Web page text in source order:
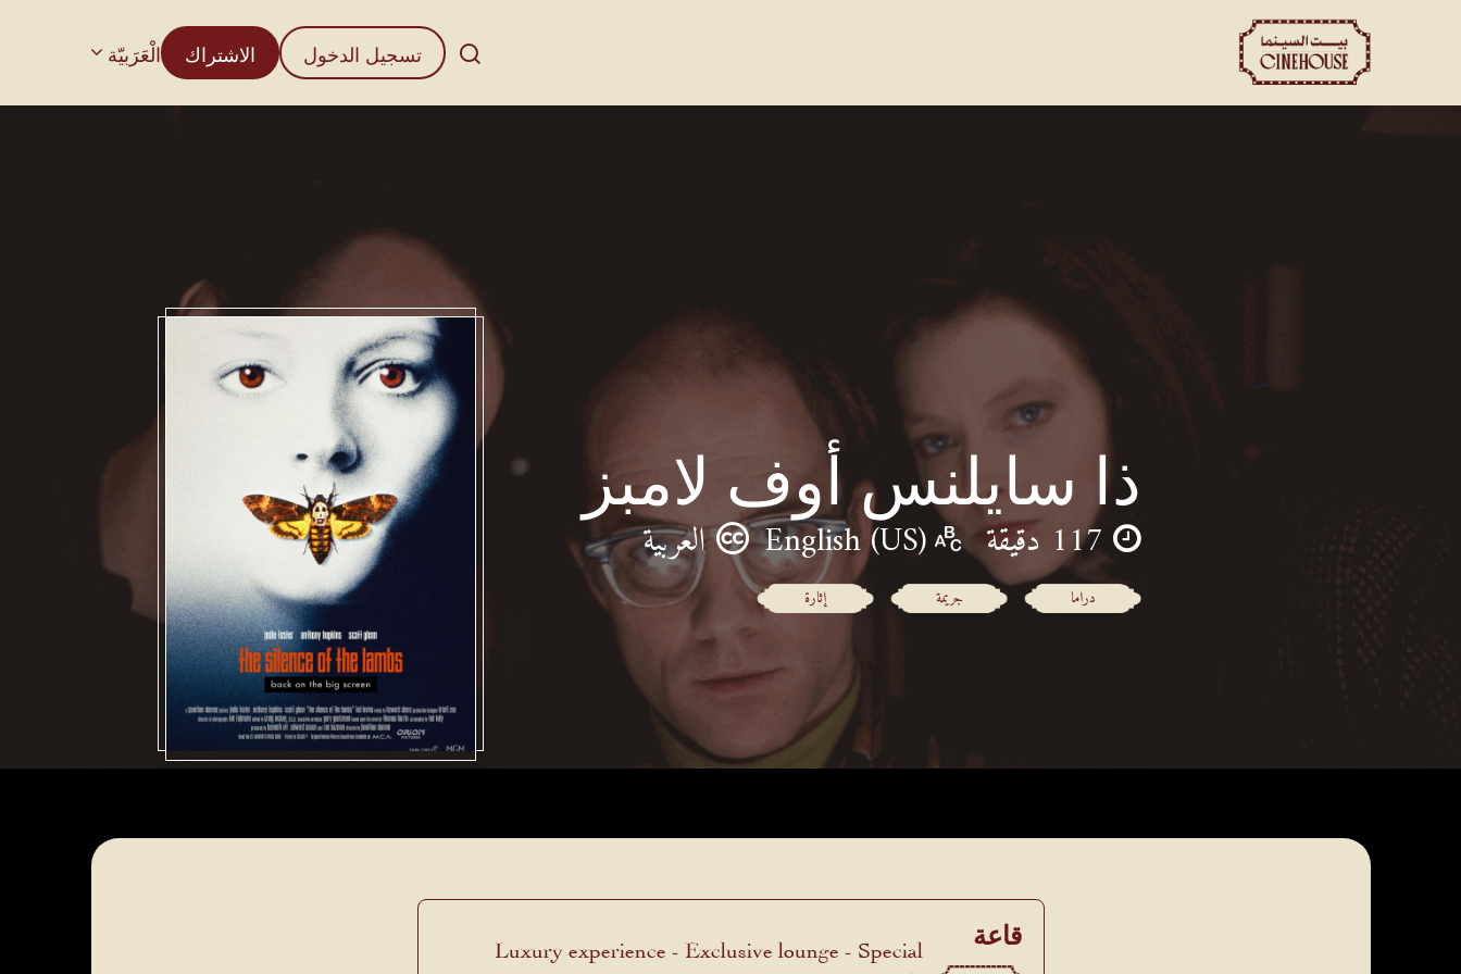
تسجيل الدخول الاشتراك الْعَرَبيّة
ذا سايلنس أوف لامبز
117 دقيقة English (US) العربية
دراما جريمة إثارة
قاعة
Luxury experience - Exclusive lounge - Special
menu.